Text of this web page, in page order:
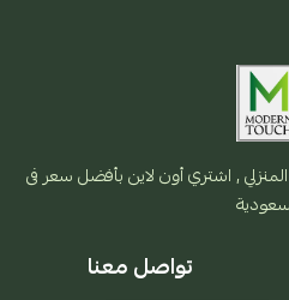
, اشتري أون لاين بأفضل سعر فى
تواصل معنا